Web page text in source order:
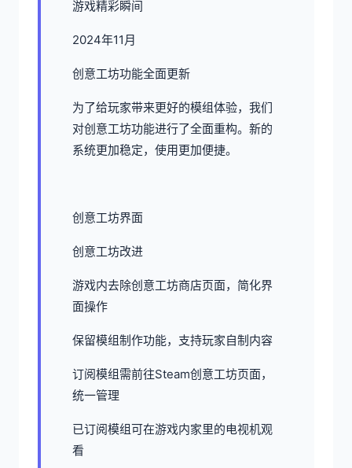
游戏精彩瞬间
2024年11月
创意工坊功能全面更新
为了给玩家带来更好的模组体验，我们
对创意工坊功能进行了全面重构。新的
系统更加稳定，使用更加便捷。
创意工坊界面
创意工坊改进
游戏内去除创意工坊商店页面，简化界
面操作
保留模组制作功能，支持玩家自制内容
订阅模组需前往Steam创意工坊页面，
统一管理
已订阅模组可在游戏内家里的电视机观
看